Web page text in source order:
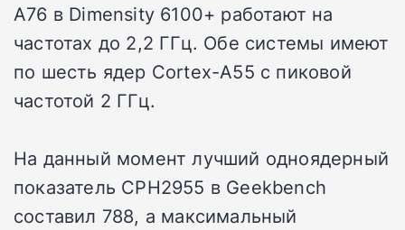
A76 в Dimensity 6100+ работают на
частотах до 2,2 ГГц. Обе системы имеют
по шесть ядер Cortex-A55 с пиковой
частотой 2 ГГц.
На данный момент лучший одноядерный
показатель CPH2955 в Geekbench
составил 788, а максимальный